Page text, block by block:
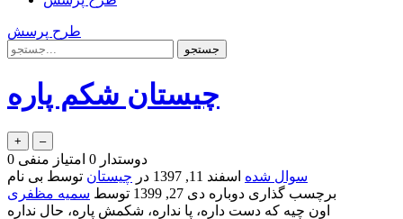
طرح پرسش
چیستان شکم پاره
0 دوستدار 0 امتیاز منفی
سوال شده اسفند 11, 1397 در چیستان توسط بی نام
برچسب گذاری دوباره دی 27, 1399 توسط سمیه مظفری
اون چیه که دست داره، پا نداره، شکمش پاره، حال نداره